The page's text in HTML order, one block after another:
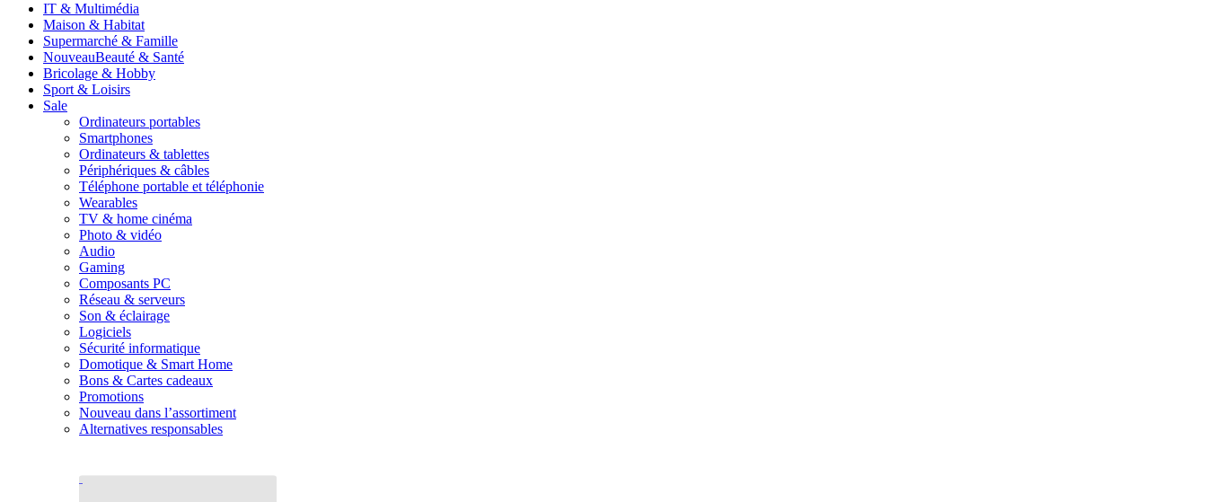
IT & Multimédia
Maison & Habitat
Supermarché & Famille
NouveauBeauté & Santé
Bricolage & Hobby
Sport & Loisirs
Sale
Ordinateurs portables
Smartphones
Ordinateurs & tablettes
Périphériques & câbles
Téléphone portable et téléphonie
Wearables
TV & home cinéma
Photo & vidéo
Audio
Gaming
Composants PC
Réseau & serveurs
Son & éclairage
Logiciels
Sécurité informatique
Domotique & Smart Home
Bons & Cartes cadeaux
Promotions
Nouveau dans l’assortiment
Alternatives responsables